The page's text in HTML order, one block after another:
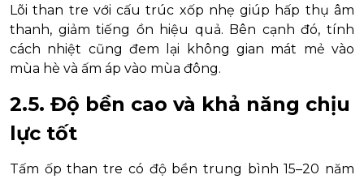
Lõi than tre với cấu trúc xốp nhẹ giúp hấp thụ âm
thanh, giảm tiếng ồn hiệu quả. Bên cạnh đó, tính
cách nhiệt cũng đem lại không gian mát mẻ vào
mùa hè và ấm áp vào mùa đông.
2.5. Độ bền cao và khả năng chịu
lực tốt
Tấm ốp than tre có độ bền trung bình 15–20 năm